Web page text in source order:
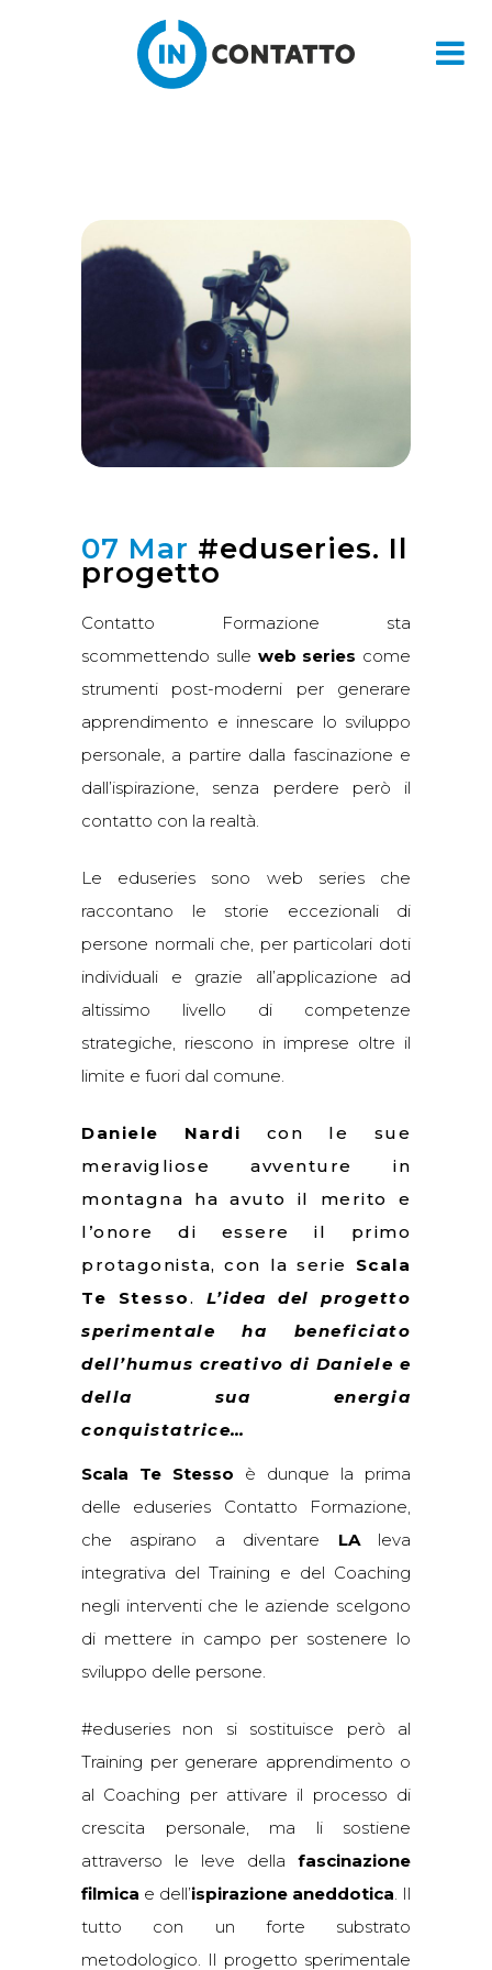
07 Mar #eduseries. Il
progetto
Contatto Formazione sta
scommettendo sulle web series come
strumenti post-moderni per generare
apprendimento e innescare lo sviluppo
personale, a partire dalla fascinazione e
dall’ispirazione, senza perdere però il
contatto con la realtà.
Le eduseries sono web series che
raccontano le storie eccezionali di
persone normali che, per particolari doti
individuali e grazie all’applicazione ad
altissimo livello di competenze
strategiche, riescono in imprese oltre il
limite e fuori dal comune.
Daniele Nardi con le sue
meravigliose avventure in
montagna ha avuto il merito e
l’onore di essere il primo
protagonista, con la serie Scala
Te Stesso. L’idea del progetto
sperimentale ha beneficiato
dell’humus creativo di Daniele e
della sua energia
conquistatrice…
Scala Te Stesso è dunque la prima
delle eduseries Contatto Formazione,
che aspirano a diventare LAleva
integrativa del Training e del Coaching
negli interventi che le aziende scelgono
di mettere in campo per sostenere lo
sviluppo delle persone.
#eduseries non si sostituisce però al
Training per generare apprendimento o
al Coaching per attivare il processo di
crescita personale, ma li sostiene
attraverso le leve della fascinazione
filmica e dell’ispirazione aneddotica. Il
tutto con un forte substrato
metodologico. Il progetto sperimentale